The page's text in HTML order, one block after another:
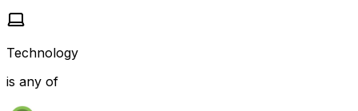
Technology
is any of